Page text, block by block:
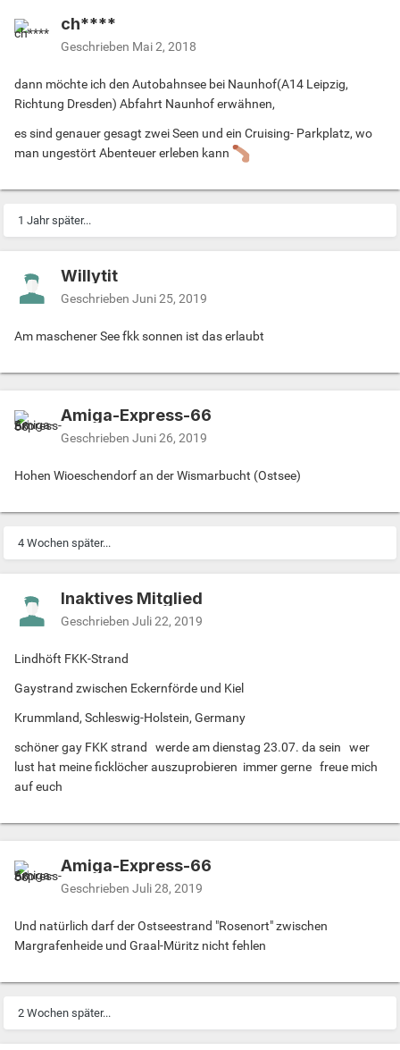
ch****
Geschrieben Mai 2, 2018
dann möchte ich den Autobahnsee bei Naunhof(A14 Leipzig,
Richtung Dresden) Abfahrt Naunhof erwähnen,
es sind genauer gesagt zwei Seen und ein Cruising- Parkplatz, wo
man ungestört Abenteuer erleben kann
1 Jahr später...
Willytit
Geschrieben Juni 25, 2019
Am maschener See fkk sonnen ist das erlaubt
Amiga-Express-66
Geschrieben Juni 26, 2019
Hohen Wioeschendorf an der Wismarbucht (Ostsee)
4 Wochen später...
Inaktives Mitglied
Geschrieben Juli 22, 2019
Lindhöft FKK-Strand
Gaystrand zwischen Eckernförde und Kiel
Krummland, Schleswig-Holstein, Germany
schöner gay FKK strand werde am dienstag 23.07. da sein wer
lust hat meine ficklöcher auszuprobieren immer gerne freue mich
auf euch
Amiga-Express-66
Geschrieben Juli 28, 2019
Und natürlich darf der Ostseestrand "Rosenort" zwischen
Margrafenheide und Graal-Müritz nicht fehlen
2 Wochen später...